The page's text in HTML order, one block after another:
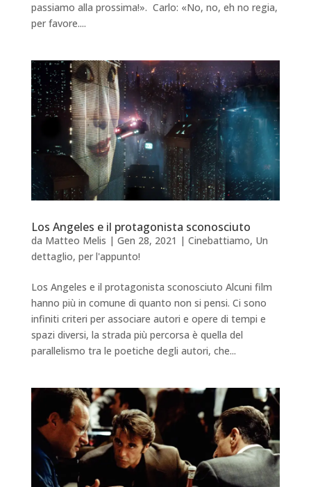
passiamo alla prossima!». Carlo: «No, no, eh no regia,
per favore....
Los Angeles e il protagonista sconosciuto
da Matteo Melis | Gen 28, 2021 | Cinebattiamo, Un
dettaglio, per l'appunto!
Los Angeles e il protagonista sconosciuto Alcuni film
hanno più in comune di quanto non si pensi. Ci sono
infiniti criteri per associare autori e opere di tempi e
spazi diversi, la strada più percorsa è quella del
parallelismo tra le poetiche degli autori, che...